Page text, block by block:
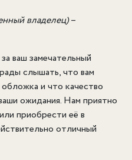
владелец)–
ваш замечательный
слышать, что вам
и что качество
ожидания. Нам приятно
приобрести её в
отличный